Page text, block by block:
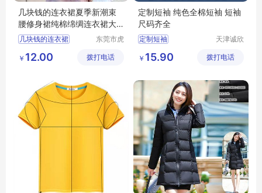
几块钱的连衣裙夏季新潮束
腰修身裙纯棉绵绸连衣裙大
码裙子
几块钱的连衣裙
地摊女装连衣裙
东莞市虎
饰经营部
￥ 12.00 拨打电话
定制短袖 纯色全棉短袖 短袖
尺码齐全
定制短袖
天津诚欣
有限公司
￥ 15.90 拨打电话